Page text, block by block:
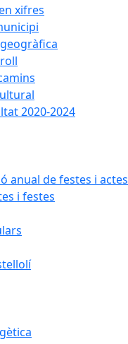
xifres
2020-2024
anual de festes i actes
i festes